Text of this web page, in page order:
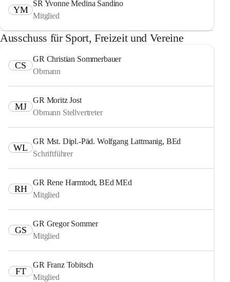
YM
SR Yvonne Medina Sandino
Mitglied
Ausschuss für Sport, Freizeit und Vereine
CS
GR Christian Sommerbauer
Obmann
MJ
GR Moritz Jost
Obmann Stellvertreter
WL
GR Mst. Dipl.-Päd. Wolfgang Lattmanig, BEd
Schriftführer
RH
GR Rene Harmtodt, BEd MEd
Mitglied
GS
GR Gregor Sommer
Mitglied
FT
GR Franz Tobitsch
Mitglied